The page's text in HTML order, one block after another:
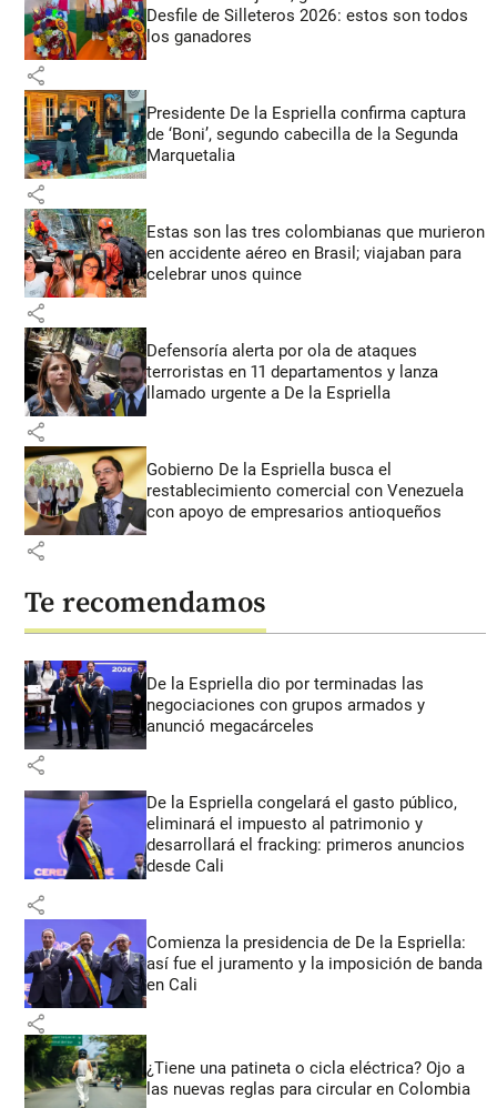
Desfile de Silleteros 2026: estos son todos
los ganadores
share
Presidente De la Espriella confirma captura
de ‘Boni’, segundo cabecilla de la Segunda
Marquetalia
share
Estas son las tres colombianas que murieron
en accidente aéreo en Brasil; viajaban para
celebrar unos quince
share
Defensoría alerta por ola de ataques
terroristas en 11 departamentos y lanza
llamado urgente a De la Espriella
share
Gobierno De la Espriella busca el
restablecimiento comercial con Venezuela
con apoyo de empresarios antioqueños
share
Te recomendamos
De la Espriella dio por terminadas las
negociaciones con grupos armados y
anunció megacárceles
share
De la Espriella congelará el gasto público,
eliminará el impuesto al patrimonio y
desarrollará el fracking: primeros anuncios
desde Cali
share
Comienza la presidencia de De la Espriella:
así fue el juramento y la imposición de banda
en Cali
share
¿Tiene una patineta o cicla eléctrica? Ojo a
las nuevas reglas para circular en Colombia